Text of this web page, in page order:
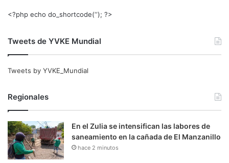
<?php echo do_shortcode(‘‘); ?>
Tweets de YVKE Mundial
Tweets by YVKE_Mundial
Regionales
En el Zulia se intensifican las labores de
saneamiento en la cañada de El Manzanillo
hace 2 minutos